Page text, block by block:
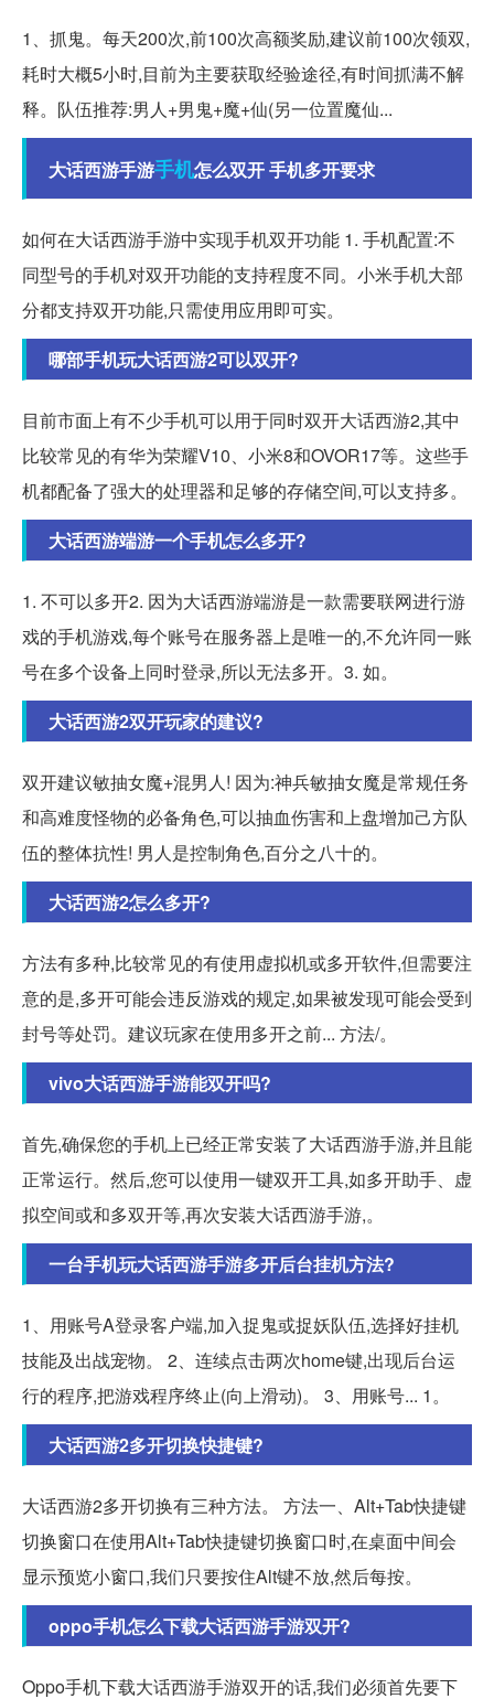
1、抓鬼。每天200次,前100次高额奖励,建议前100次领双,
耗时大概5小时,目前为主要获取经验途径,有时间抓满不解
释。队伍推荐:男人+男鬼+魔+仙(另一位置魔仙...
大话西游手游手机怎么双开 手机多开要求
如何在大话西游手游中实现手机双开功能 1. 手机配置:不
同型号的手机对双开功能的支持程度不同。小米手机大部
分都支持双开功能,只需使用应用即可实。
哪部手机玩大话西游2可以双开?
目前市面上有不少手机可以用于同时双开大话西游2,其中
比较常见的有华为荣耀V10、小米8和OVOR17等。这些手
机都配备了强大的处理器和足够的存储空间,可以支持多。
大话西游端游一个手机怎么多开?
1. 不可以多开2. 因为大话西游端游是一款需要联网进行游
戏的手机游戏,每个账号在服务器上是唯一的,不允许同一账
号在多个设备上同时登录,所以无法多开。3. 如。
大话西游2双开玩家的建议?
双开建议敏抽女魔+混男人! 因为:神兵敏抽女魔是常规任务
和高难度怪物的必备角色,可以抽血伤害和上盘增加己方队
伍的整体抗性! 男人是控制角色,百分之八十的。
大话西游2怎么多开?
方法有多种,比较常见的有使用虚拟机或多开软件,但需要注
意的是,多开可能会违反游戏的规定,如果被发现可能会受到
封号等处罚。建议玩家在使用多开之前... 方法/。
vivo大话西游手游能双开吗?
首先,确保您的手机上已经正常安装了大话西游手游,并且能
正常运行。然后,您可以使用一键双开工具,如多开助手、虚
拟空间或和多双开等,再次安装大话西游手游,。
一台手机玩大话西游手游多开后台挂机方法?
1、用账号A登录客户端,加入捉鬼或捉妖队伍,选择好挂机
技能及出战宠物。 2、连续点击两次home键,出现后台运
行的程序,把游戏程序终止(向上滑动)。 3、用账号... 1。
大话西游2多开切换快捷键?
大话西游2多开切换有三种方法。 方法一、Alt+Tab快捷键
切换窗口在使用Alt+Tab快捷键切换窗口时,在桌面中间会
显示预览小窗口,我们只要按住Alt键不放,然后每按。
oppo手机怎么下载大话西游手游双开?
Oppo手机下载大话西游手游双开的话,我们必须首先要下